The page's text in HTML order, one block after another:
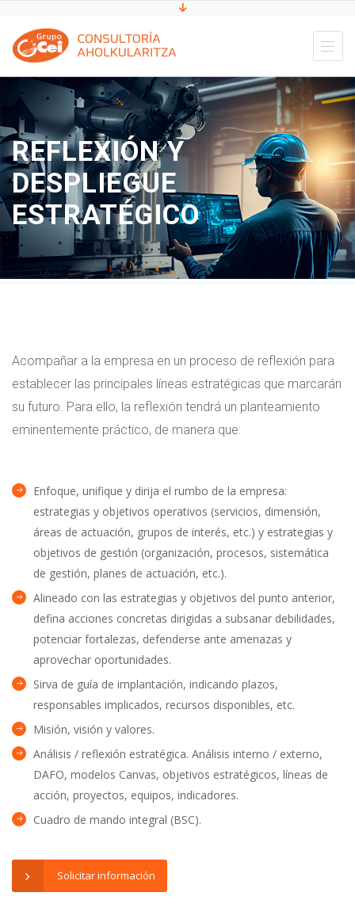
REFLEXIÓN Y
DESPLIEGUE
ESTRATÉGICO
Acompañar a la empresa en un proceso de reflexión para
establecer las principales líneas estratégicas que marcarán
su futuro. Para ello, la reflexión tendrá un planteamiento
eminentemente práctico, de manera que:
Enfoque, unifique y dirija el rumbo de la empresa:
estrategias y objetivos operativos (servicios, dimensión,
áreas de actuación, grupos de interés, etc.) y estrategias y
objetivos de gestión (organización, procesos, sistemática
de gestión, planes de actuación, etc.).
Alineado con las estrategias y objetivos del punto anterior,
defina acciones concretas dirigidas a subsanar debilidades,
potenciar fortalezas, defenderse ante amenazas y
aprovechar oportunidades.
Sirva de guía de implantación, indicando plazos,
responsables implicados, recursos disponibles, etc.
Misión, visión y valores.
Análisis / reflexión estratégica. Análisis interno / externo,
DAFO, modelos Canvas, objetivos estratégicos, líneas de
acción, proyectos, equipos, indicadores.
Cuadro de mando integral (BSC).
Solicitar información